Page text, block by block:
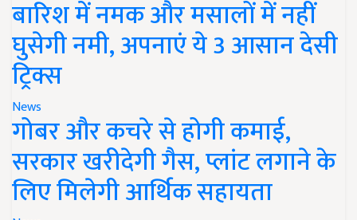
बारिश में नमक और मसालों में नहीं
घुसेगी नमी, अपनाएं ये 3 आसान देसी
ट्रिक्स
News
गोबर और कचरे से होगी कमाई,
सरकार खरीदेगी गैस, प्लांट लगाने के
लिए मिलेगी आर्थिक सहायता